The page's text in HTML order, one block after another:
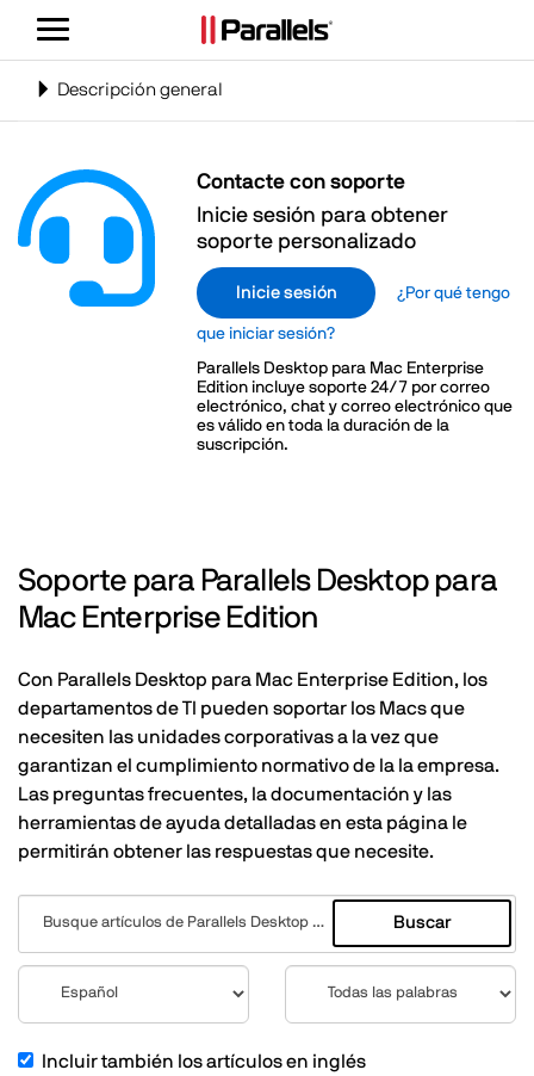
Alternar
Alternar
Descripción general
Contacte con soporte
Inicie sesión para obtener
soporte personalizado
Inicie sesión ¿Por qué tengo
que iniciar sesión?
Parallels Desktop para Mac Enterprise
Edition incluye soporte 24/7 por correo
electrónico, chat y correo electrónico que
es válido en toda la duración de la
suscripción.
Soporte para Parallels Desktop para
Mac Enterprise Edition
Con Parallels Desktop para Mac Enterprise Edition, los
departamentos de TI pueden soportar los Macs que
necesiten las unidades corporativas a la vez que
garantizan el cumplimiento normativo de la la empresa.
Las preguntas frecuentes, la documentación y las
herramientas de ayuda detalladas en esta página le
permitirán obtener las respuestas que necesite.
Buscar
Incluir también los artículos en inglés